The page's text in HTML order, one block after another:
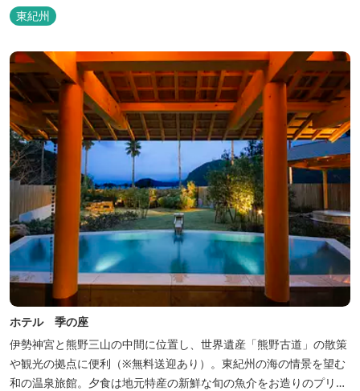
の方にも安心の施設と管理体制を整えています。目の前に広がる海
で、釣り、磯遊び、シーカヤックなど、様々な遊びが楽しめます。
東紀州
ホテル 季の座
伊勢神宮と熊野三山の中間に位置し、世界遺産「熊野古道」の散策
や観光の拠点に便利（※無料送迎あり）。東紀州の海の情景を望む
和の温泉旅館。夕食は地元特産の新鮮な旬の魚介をお造りのプリフ